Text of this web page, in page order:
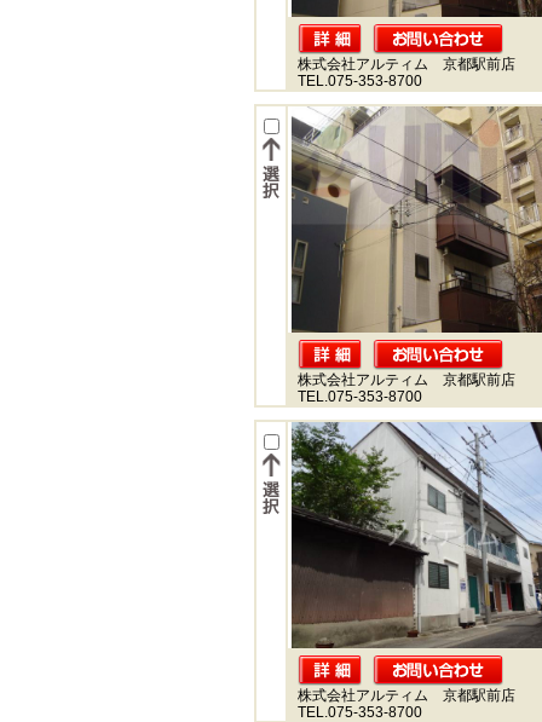
株式会社アルティム 京都駅前店
TEL.075-353-8700
株式会社アルティム 京都駅前店
TEL.075-353-8700
株式会社アルティム 京都駅前店
TEL.075-353-8700